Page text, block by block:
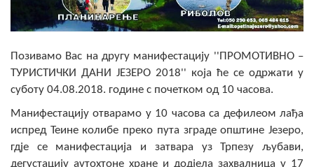
Статут Општине
Састав Скупштине
ОПШТИНСКА УПРАВА
Позивамо Вас на другу манифестацију ''ПРОМОТИВНО –
ТУРИСТИЧКИ ДАНИ ЈЕЗЕРО 2018'' која ће се одржати у
суботу 04.08.2018. године с почетком од 10 часова.
Манифестацију отварамо у 10 часова са дефилеом лађа
испред Теине колибе преко пута зграде општине Језеро,
гдје се манифестација и затвара уз Трпезу љубави,
дегустацију аутохтоне хране и додјела захвалница у 17